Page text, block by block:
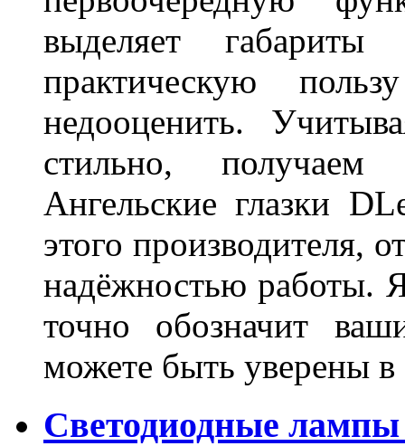
выделяет
практическую
недооценить.
стильно,
Ангельские глазки
этого производителя,
надёжностью работы.
точно обозначит
можете быть уверены
Светодиодные